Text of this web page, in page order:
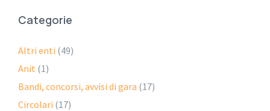
Categorie
Altri enti (49)
Anit (1)
Bandi, concorsi, avvisi di gara (17)
Circolari (17)